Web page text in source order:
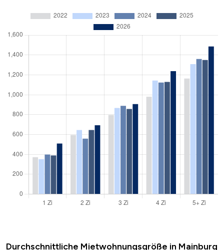
Durchschnittliche Mietwohnungsgröße in Mainburg